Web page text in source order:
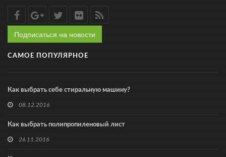
Подписаться на новости
САМОЕ ПОПУЛЯРНОЕ
Как выбрать себе стиральную машину?
08.12.2016
Как выбрать полипропиленовый лист
26.11.2016